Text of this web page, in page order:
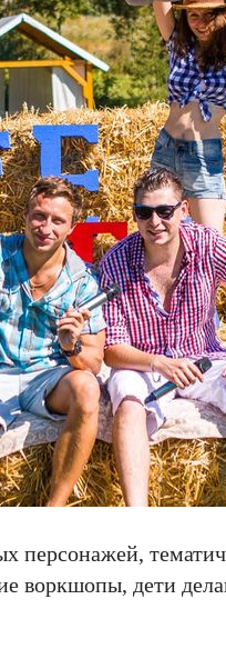
персонажей,
воркшопы, дети